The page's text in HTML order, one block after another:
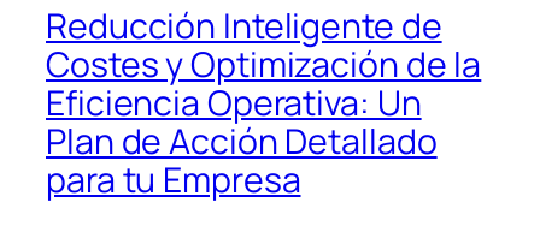
Reducción Inteligente de
Costes y Optimización de la
Eficiencia Operativa: Un
Plan de Acción Detallado
para tu Empresa